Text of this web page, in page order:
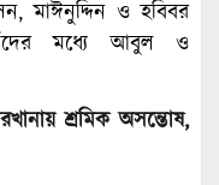
মাঈনুদ্দিন ও হবিবর
মধ্যে আবুল ও
শ্রমিক অসন্তোষ,